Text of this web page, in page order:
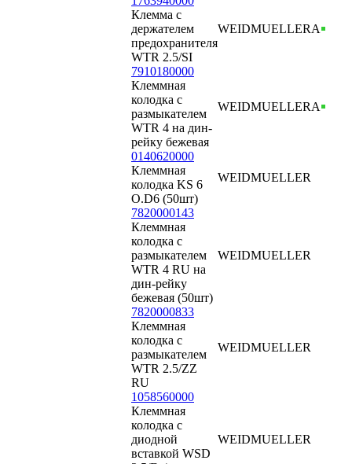
Клемма с
держателем
предохранителя
WTR 2.5/SI
WEIDMUELLERА
7910180000
Клеммная
колодка с
размыкателем
WTR 4 на дин-
рейку бежевая
WEIDMUELLERА
0140620000
Клеммная
колодка KS 6
O.D6 (50шт)
WEIDMUELLER
7820000143
Клеммная
колодка с
размыкателем
WTR 4 RU на
дин-рейку
бежевая (50шт)
WEIDMUELLER
7820000833
Клеммная
колодка с
размыкателем
WTR 2.5/ZZ
RU
WEIDMUELLER
1058560000
Клеммная
колодка с
диодной
вставкой WSD
WEIDMUELLER